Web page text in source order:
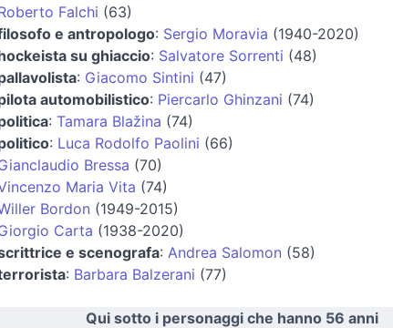
Falchi (63)
e antropologo: Sergio Moravia (1940-2020)
su ghiaccio: Salvatore Sorrenti (48)
: Giacomo Sintini (47)
automobilistico: Piercarlo Ghinzani (74)
: Tamara Blažina (74)
: Luca Rodolfo Paolini (66)
Bressa (70)
Maria Vita (74)
Bordon (1949-2015)
Carta (1938-2020)
e scenografa: Andrea Salomon (58)
: Barbara Balzerani (77)
Qui sotto i personaggi che hanno 56 anni